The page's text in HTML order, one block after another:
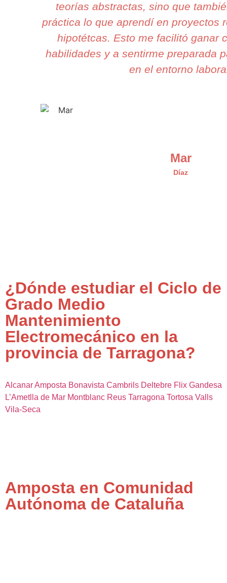
teorías abstractas, sino que
práctica lo que aprendí en proyectos
hipotétcas. Esto me facilitó ganar
habilidades y a sentirme preparada
en el entorno
Mar
Díaz
¿Dónde estudiar el Ciclo de
Grado Medio
Mantenimiento
Electromecánico en la
provincia de Tarragona?
AlcanarAmposta Bonavista Cambrils Deltebre Flix Gandesa
L’Ametlla de Mar Montblanc Reus Tarragona Tortosa Valls
Vila-Seca
Amposta en Comunidad
Autónoma de Cataluña